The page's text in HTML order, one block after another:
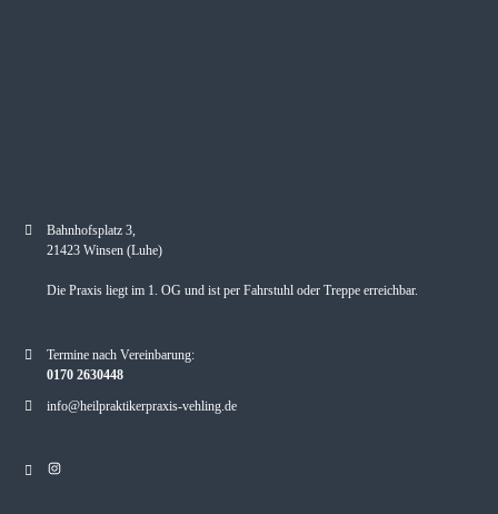
Bahnhofsplatz 3,
21423 Winsen (Luhe)
Die Praxis liegt im 1. OG und ist per Fahrstuhl oder Treppe erreichbar.
Termine nach Vereinbarung:
0170 2630448
info@heilpraktikerpraxis-vehling.de